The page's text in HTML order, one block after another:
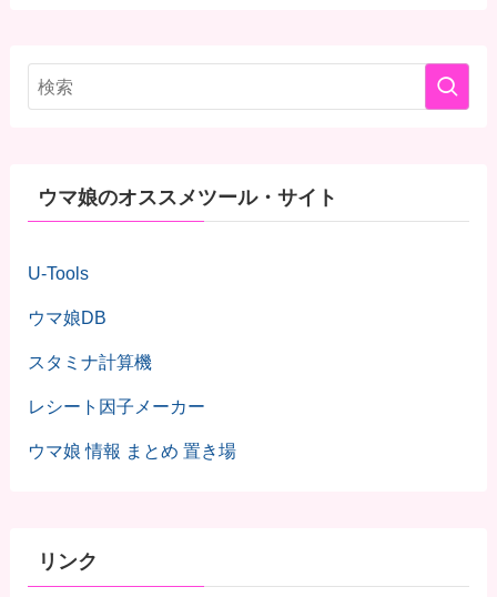
ウマ娘のオススメツール・サイト
U-Tools
ウマ娘DB
スタミナ計算機
レシート因子メーカー
ウマ娘 情報 まとめ 置き場
リンク